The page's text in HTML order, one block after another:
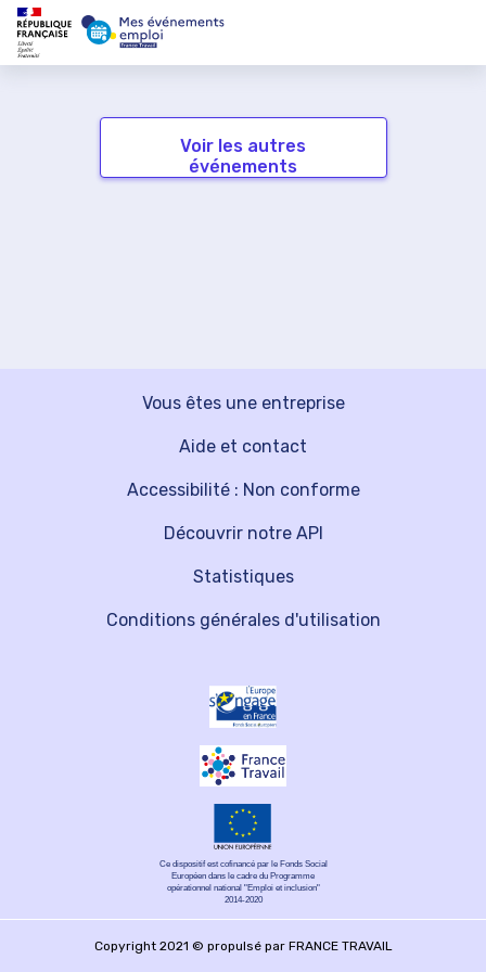
Voir les autres
événements
Vous êtes une entreprise
Découvrir notre API
Aide et contact
Statistiques
Accessibilité : Non conforme
Conditions générales d'utilisation
Ce dispositif est cofinancé par le Fonds Social
Européen dans le cadre du Programme
opérationnel national "Emploi et inclusion"
2014-2020
Copyright 2021 © propulsé par FRANCE TRAVAIL